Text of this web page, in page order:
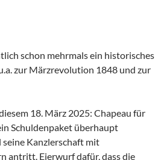
schon mehrmals ein historisches
zur Märzrevolution 1848 und zur
18. März 2025: Chapeau für
Schuldenpaket überhaupt
Kanzlerschaft mit
antritt. Eierwurf dafür, dass die